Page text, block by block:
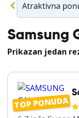
Atraktivna
Samsung
Prikazan jedan
TOP PONUDA